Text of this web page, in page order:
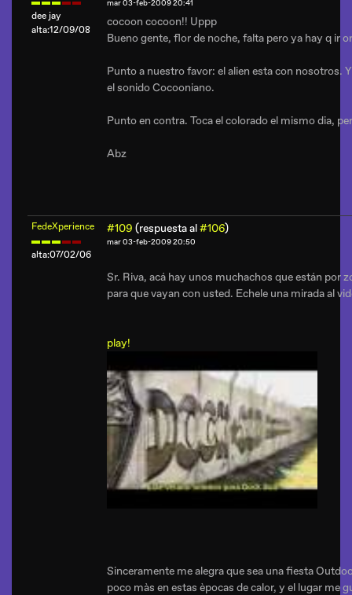
dee jay
alta:12/09/08
mar 03-feb-2009 20:41
cocoon cocoon!! Uppp
Bueno gente, flor de noche, falta pero ya hay q ir
Punto a nuestro favor: el alien esta con nosotros.
el sonido Cocooniano.
Punto en contra. Toca el colorado el mismo dia,
Abz
FedeXperience
alta:07/02/06
#109 (respuesta al#106)
mar 03-feb-2009 20:50
Sr. Riva, acá hay unos muchachos que están por
para que vayan con usted. Echele una mirada al
play!
Sinceramente me alegra que sea una fiesta
poco màs en estas èpocas de calor, y el lugar me